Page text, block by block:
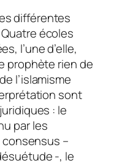
différentes
écoles
l’une d’elle,
prophète rien de
l’islamisme
sont
: le
par les
–
-, le